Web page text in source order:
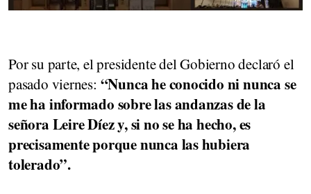
Por su parte, el presidente del Gobierno declaró el
pasado viernes: “Nunca he conocido ni nunca se
me ha informado sobre las andanzas de la
señora Leire Díez y, si no se ha hecho, es
precisamente porque nunca las hubiera
tolerado”.